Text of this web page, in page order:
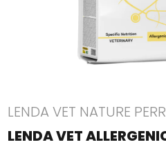
LENDA VET NATURE
LENDA VET